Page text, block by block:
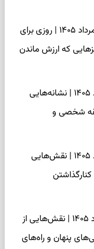
فال سرنوشت امروز شنبه ۱۷ مرداد ۱۴۰۵ | روزی برای
که ارزش ماندن
فال اسم امروز جمعه ۱۶ مرداد ۱۴۰۵ | نشانه‌هایی
شخصی و
فال چای امروز جمعه ۱۶ مرداد ۱۴۰۵ | نقش‌هایی
فال قهوه امروز جمعه ۱۶ مرداد ۱۴۰۵ | نقش‌هایی از
پنهان و راه‌های